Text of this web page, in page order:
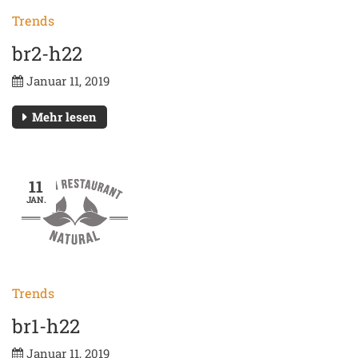
Trends
br2-h22
Januar 11, 2019
Mehr lesen
11
JAN.
Trends
br1-h22
Januar 11, 2019